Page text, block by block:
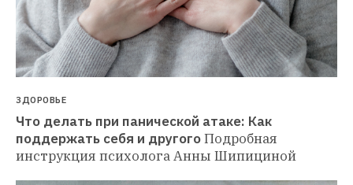
ЗДОРОВЬЕ
Что делать при панической атаке: Как
поддержать себя и другогоПодробная
инструкция психолога Анны Шипициной